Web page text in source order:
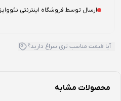
ارسال توسط فروشگاه اینترنتی نئووایز
آیا قیمت مناسب تری سراغ دارید؟
محصولات مشابه